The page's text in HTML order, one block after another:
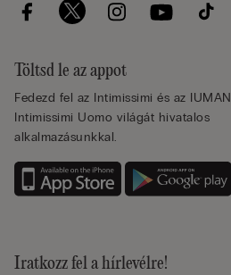
Töltsd le az appot
Fedezd fel az Intimissimi és az IUMAN
Intimissimi Uomo világát hivatalos
alkalmazásunkkal.
Iratkozz fel a hírlevélre!